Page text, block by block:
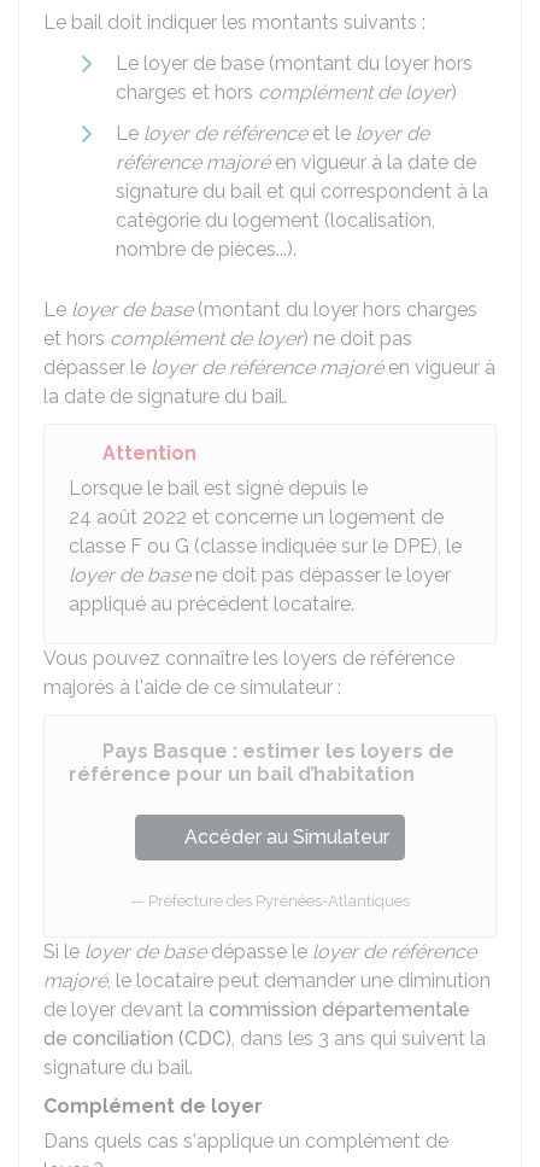
Le bail doit indiquer les montants suivants :
Le loyer de base (montant du loyer hors
charges et hors complément de loyer)
Le loyer de référenceet le loyer de
référence majoréen vigueur à la date de
signature du bail et qui correspondent à la
catégorie du logement (localisation,
nombre de pièces...).
Le loyer de base(montant du loyer hors charges
et hors complément de loyer) ne doit pas
dépasser le loyer de référence majoréen vigueur à
la date de signature du bail.
Attention
Lorsque le bail est signé depuis le
24 août 2022 et concerne un logement de
classe F ou G (classe indiquée sur le DPE), le
loyer de basene doit pas dépasser le loyer
appliqué au précédent locataire.
Vous pouvez connaître les loyers de référence
majorés à l'aide de ce simulateur :
Pays Basque : estimer les loyers de
référence pour un bail d’habitation
Accéder au Simulateur
Préfecture des Pyrénées-Atlantiques
Si le loyer de basedépasse le loyer de référence
majoré, le locataire peut demander une diminution
de loyer devant la commission départementale
de conciliation (CDC), dans les 3 ans qui suivent la
signature du bail.
Complément de loyer
Dans quels cas s'applique un complément de